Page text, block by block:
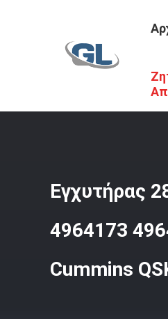
Εγχυτήρας
4964173
Cummins